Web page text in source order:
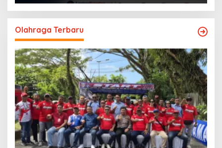
Olahraga Terbaru